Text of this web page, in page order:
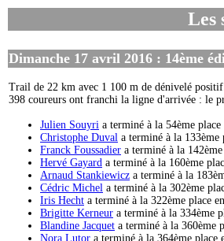
Les
Dimanche 17 avril 2016 : 14ème
Trail de 22 km avec 1 100 m de dénivelé
398 coureurs ont franchi la ligne d'arrivée : le
Julien Souyri a terminé à la 54ème
Christophe Duval a terminé à la 133ème
Franck Foussadier a terminé à la
Hervé Gayard a terminé à la 160ème
Arnaud Stankiewicz a terminé à la
Cédric Michel a terminé à la 302ème
Iris Hecht a terminé à la 322ème place
Brigitte Kerneur a terminé à la 334ème
Blandine Jacquet a terminé à la 360ème
Nora Lutor a terminé à la 364ème place